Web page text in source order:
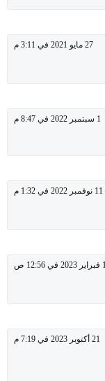
27 مايو 2021 في 3:11 م
1 سبتمبر 2022 في 8:47 م
11 نوفمبر 2022 في 1:32 م
1 فبراير 2023 في 12:56 ص
21 أكتوبر 2023 في 7:19 م